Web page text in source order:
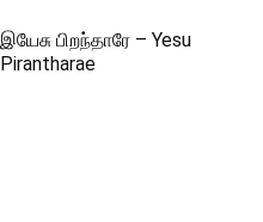
இயேசு பிறந்தாரே – Yesu
Pirantharae